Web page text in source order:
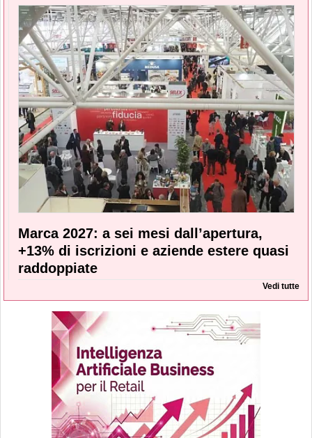
Marca 2027: a sei mesi dall’apertura,
+13% di iscrizioni e aziende estere quasi
raddoppiate
Vedi tutte